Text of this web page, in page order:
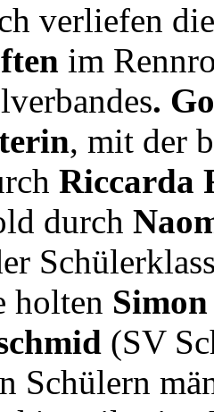
verliefen
im
.
, mit der
Riccarda
durch
holten
(SV
Schülern